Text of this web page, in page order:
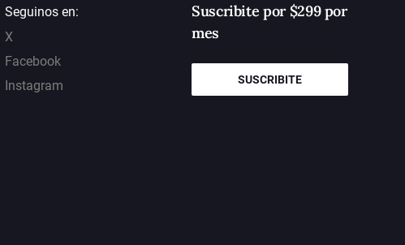
Seguinos en:
X
Facebook
Instagram
Suscribite por $299 por
mes
SUSCRIBITE